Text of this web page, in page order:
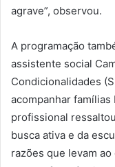
agrave”, observou.
A programação
assistente social
Condicionalidades
acompanhar
profissional
busca ativa e da
razões que levam